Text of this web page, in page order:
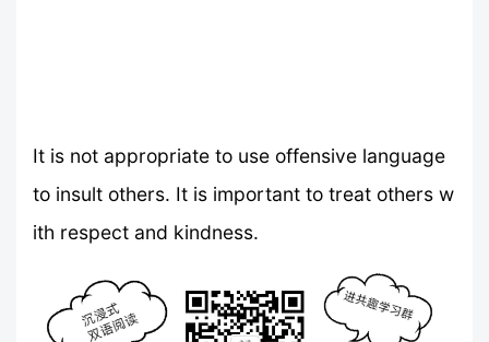
It is not appropriate to use offensive language
to insult others. It is important to treat others w
ith respect and kindness.